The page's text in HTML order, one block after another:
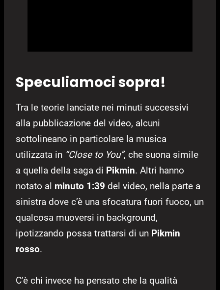
Speculiamoci sopra!
Tra le teorie lanciate nei minuti successivi
alla pubblicazione del video, alcuni
sottolineano in particolare la musica
utilizzata in “Close to You”, che suona simile
a quella della saga di Pikmin. Altri hanno
notato al minuto 1:39 del video, nella parte a
sinistra dove c’è una sfocatura fuori fuoco, un
qualcosa muoversi in background,
ipotizzando possa trattarsi di un Pikmin
rosso.
C’è chi invece ha pensato che la qualità